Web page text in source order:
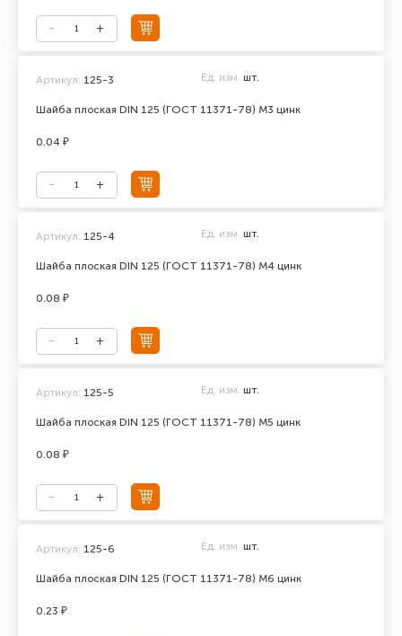
Шайба плоская DIN 125 (ГОСТ 11371-78) М3 цинк
Артикул: 125-3 Ед. изм. шт.
0.04 ₽
Шайба плоская DIN 125 (ГОСТ 11371-78) М4 цинк
Артикул: 125-4 Ед. изм. шт.
0.08 ₽
Шайба плоская DIN 125 (ГОСТ 11371-78) М5 цинк
Артикул: 125-5 Ед. изм. шт.
0.08 ₽
Шайба плоская DIN 125 (ГОСТ 11371-78) М6 цинк
Артикул: 125-6 Ед. изм. шт.
0.23 ₽